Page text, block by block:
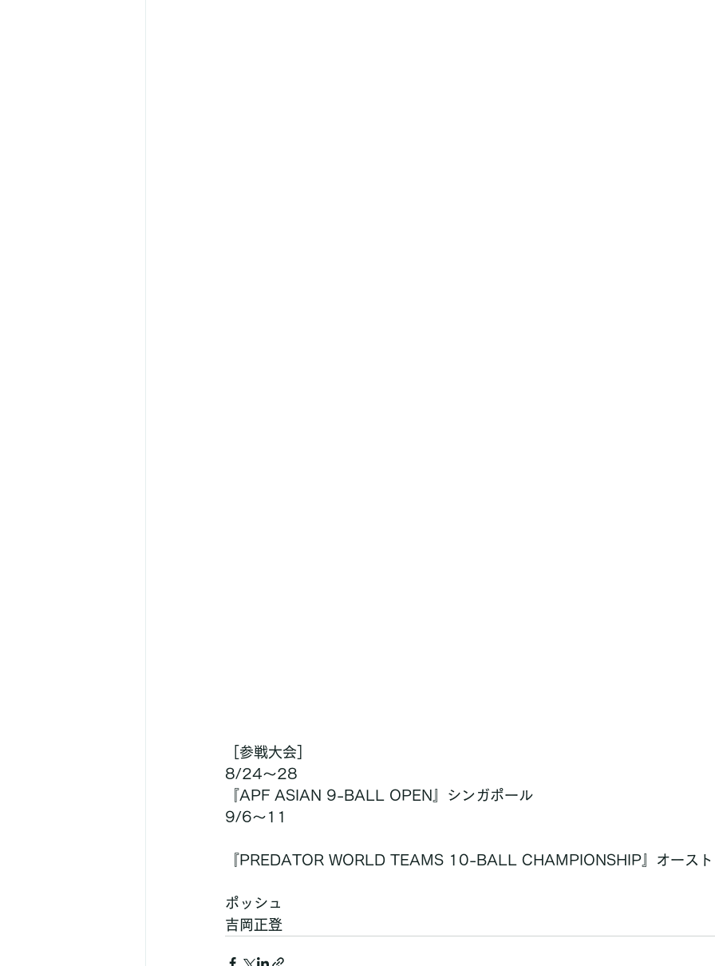
［参戦大会］
8/24〜28
『APF ASIAN 9-BALL OPEN』シンガポール
9/6〜11
『PREDATOR WORLD TEAMS 10-BALL CHAMPIONSHIP』オースト
ポッシュ
吉岡正登